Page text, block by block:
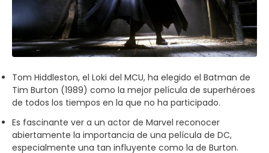
Tom Hiddleston, el Loki del MCU, ha elegido el Batman de
Tim Burton (1989) como la mejor película de superhéroes
de todos los tiempos en la que no ha participado.
Es fascinante ver a un actor de Marvel reconocer
abiertamente la importancia de una película de DC,
especialmente una tan influyente como la de Burton.